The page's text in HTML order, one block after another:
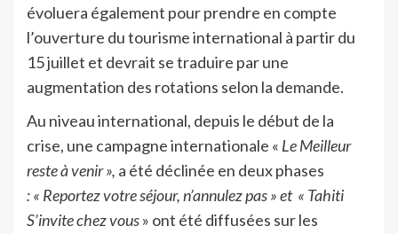
évoluera également pour prendre en compte
l’ouverture du tourisme international à partir du
15 juillet et devrait se traduire par une
augmentation des rotations selon la demande.
Au niveau international, depuis le début de la
crise, une campagne internationale « Le Meilleur
reste à venir », a été déclinée en deux phases
: « Reportez votre séjour, n’annulez pas » et « Tahiti
S’invite chez vous» ont été diffusées sur les